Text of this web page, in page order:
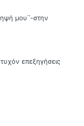
μου΄΄-στην
επεξηγήσεις